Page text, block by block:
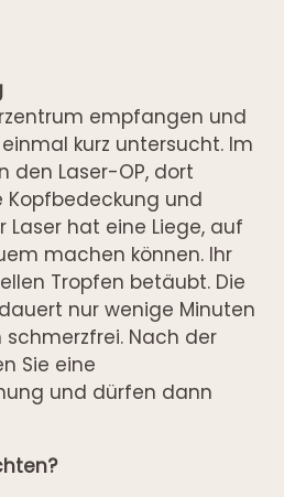
empfangen und
kurz untersucht. Im
den Laser-OP, dort
Kopfbedeckung und
Laser hat eine Liege, auf
machen können. Ihr
Tropfen betäubt. Die
nur wenige Minuten
Nach der
Sie eine
und dürfen dann